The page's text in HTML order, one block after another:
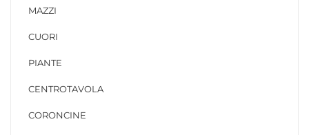
MAZZI
CUORI
PIANTE
CENTROTAVOLA
CORONCINE